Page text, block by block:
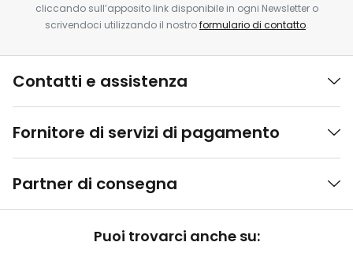
cliccando sull’apposito link disponibile in ogni Newsletter o
scrivendoci utilizzando il nostroformulario di contatto.
Contatti e assistenza
Fornitore di servizi di pagamento
Partner di consegna
Puoi trovarci anche su: